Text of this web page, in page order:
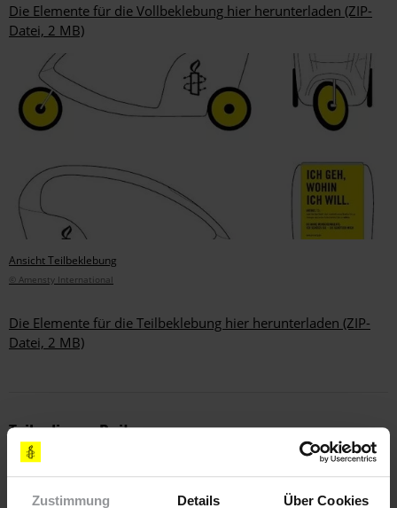
Zustimmung Details Über Cookies
Die Elemente für die Vollbeklebung hier herunterladen (ZIP-
Datei, 2 MB)
Ansicht Teilbeklebung
© Amensty International
Die Elemente für die Teilbeklebung hier herunterladen (ZIP-
Datei, 2 MB)
Teile diesen Beitrag